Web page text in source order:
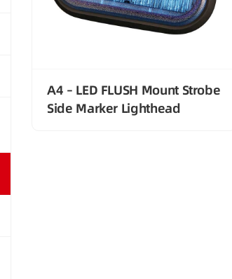
A4 – LED FLUSH Mount Strobe
Side Marker Lighthead